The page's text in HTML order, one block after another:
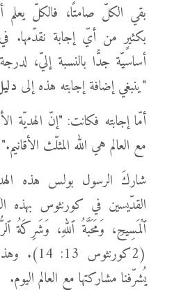
بقي الكلّ صامتًا، فالكلّ
بكثيرٍ من أيّ إجابة نقدّمها.
أساسيّة جدًّا بالنسبة إليّ،
"ينبغي إضافة إجابته هذه إلى
أمّا إجابته فكانت: "إنّ الهديّة
مع العالم هي الله المثلّث الأقانيم."
شاركَ الرسول بولس هذه
القدّيسين في كورنثوس بهذه
ٱلْمَسِيحِ، وَمَحَبَّةُ ٱللهِ، وَشَرِكَةُ
يُشرّفنا مشاركتها مع العالم اليوم.